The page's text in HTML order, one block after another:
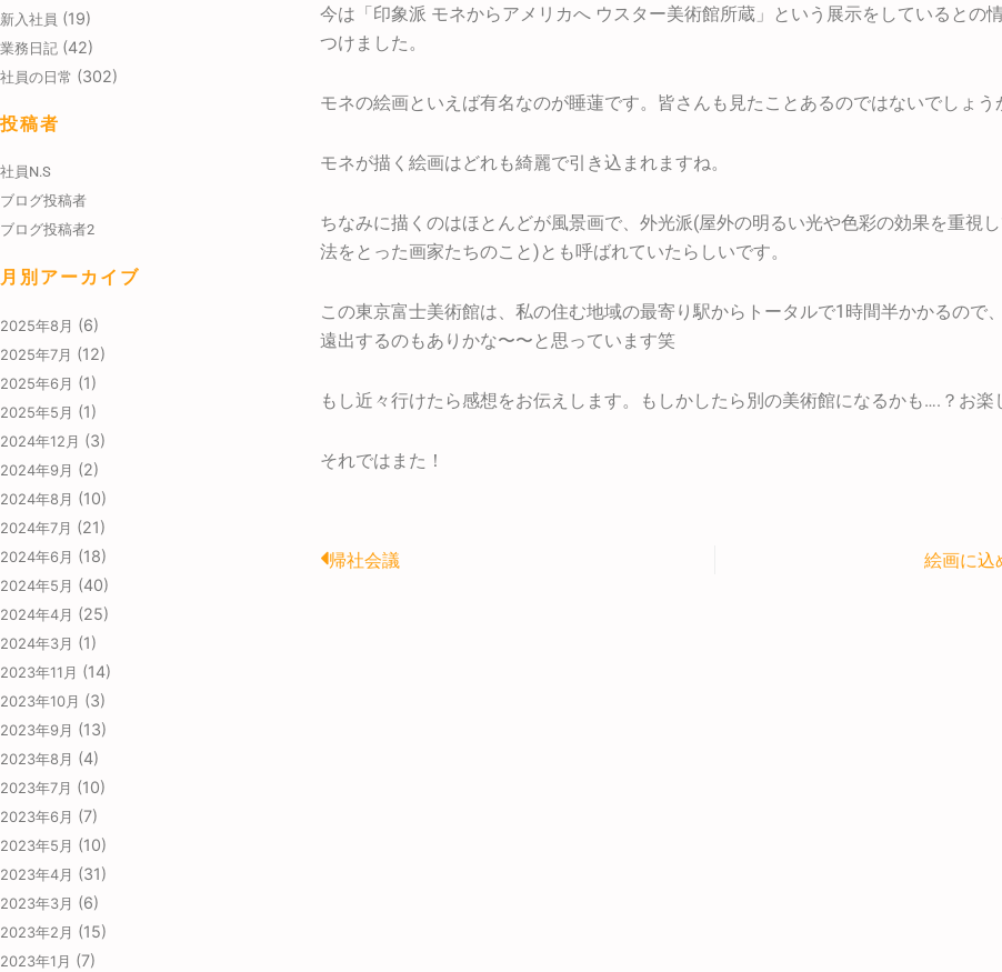
新入社員 (19)
業務日記 (42)
社員の日常 (302)
投稿者
社員N.S
ブログ投稿者
ブログ投稿者2
月別アーカイブ
2025年8月 (6)
2025年7月 (12)
2025年6月 (1)
2025年5月 (1)
2024年12月 (3)
2024年9月 (2)
2024年8月 (10)
2024年7月 (21)
2024年6月 (18)
2024年5月 (40)
2024年4月 (25)
2024年3月 (1)
2023年11月 (14)
2023年10月 (3)
2023年9月 (13)
2023年8月 (4)
2023年7月 (10)
2023年6月 (7)
2023年5月 (10)
2023年4月 (31)
2023年3月 (6)
2023年2月 (15)
2023年1月 (7)
今は「印象派 モネからアメリカへ ウスター美術館所蔵」という展示をしているとの
つけました。
モネの絵画といえば有名なのが睡蓮です。皆さんも見たことあるのではないでしょう
モネが描く絵画はどれも綺麗で引き込まれますね。
ちなみに描くのはほとんどが風景画で、外光派(屋外の明るい光や色彩の効果を重視
法をとった画家たちのこと)とも呼ばれていたらしいです。
この東京富士美術館は、私の住む地域の最寄り駅からトータルで1時間半かかるので
遠出するのもありかな〜〜と思っています笑
もし近々行けたら感想をお伝えします。もしかしたら別の美術館になるかも….？お楽
それではまた！
Prev
帰社会議 絵画に込